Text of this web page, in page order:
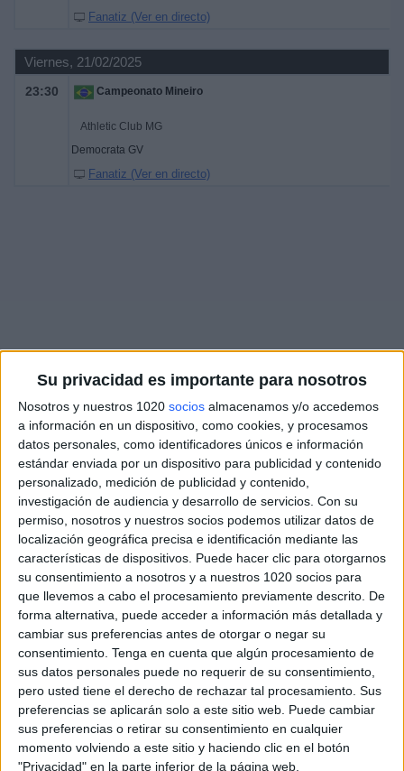
Su privacidad es importante para nosotros
Nosotros y nuestros 1020 socios almacenamos y/o accedemos
a información en un dispositivo, como cookies, y procesamos
datos personales, como identificadores únicos e información
estándar enviada por un dispositivo para publicidad y contenido
personalizado, medición de publicidad y contenido,
investigación de audiencia y desarrollo de servicios. Con su
permiso, nosotros y nuestros socios podemos utilizar datos de
localización geográfica precisa e identificación mediante las
características de dispositivos. Puede hacer clic para otorgarnos
su consentimiento a nosotros y a nuestros 1020 socios para
que llevemos a cabo el procesamiento previamente descrito. De
forma alternativa, puede acceder a información más detallada y
cambiar sus preferencias antes de otorgar o negar su
consentimiento. Tenga en cuenta que algún procesamiento de
sus datos personales puede no requerir de su consentimiento,
pero usted tiene el derecho de rechazar tal procesamiento. Sus
preferencias se aplicarán solo a este sitio web. Puede cambiar
sus preferencias o retirar su consentimiento en cualquier
momento volviendo a este sitio y haciendo clic en el botón
"Privacidad" en la parte inferior de la página web.
Fanatiz (Ver en directo)
Viernes, 21/02/2025
23:30 Campeonato Mineiro
Athletic Club MG
Democrata GV
Fanatiz (Ver en directo)
Más días